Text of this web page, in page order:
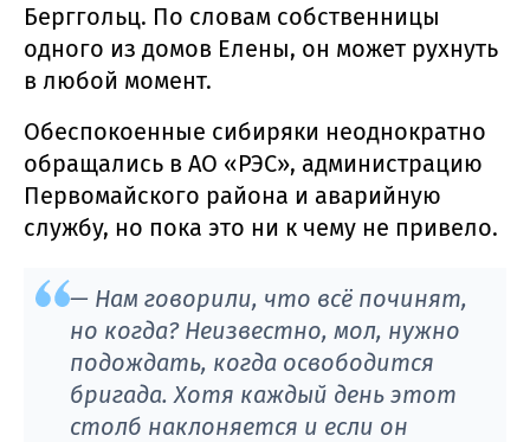
Берггольц. По словам собственницы
одного из домов Елены, он может рухнуть
в любой момент.
Обеспокоенные сибиряки неоднократно
обращались в АО «РЭС», администрацию
Первомайского района и аварийную
службу, но пока это ни к чему не привело.
— Нам говорили, что всё починят,
но когда? Неизвестно, мол, нужно
подождать, когда освободится
бригада. Хотя каждый день этот
столб наклоняется и если он